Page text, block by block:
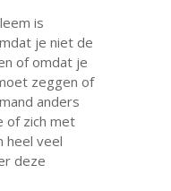
is
je niet de
of omdat je
zeggen of
anders
of zich met
heel veel
deze